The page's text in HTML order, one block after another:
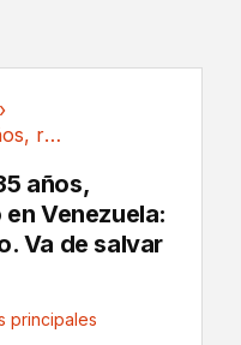
›
Esnaider Meléndez, 35 años, rescatista...
años,
Venezuela:
Va de salvar
principales